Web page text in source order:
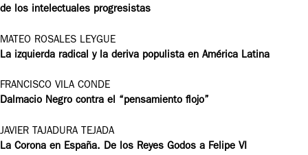
de los intelectuales progresistas
MATEO ROSALES LEYGUE
La izquierda radical y la deriva populista en América Latina
FRANCISCO VILA CONDE
Dalmacio Negro contra el “pensamiento flojo”
JAVIER TAJADURA TEJADA
La Corona en España. De los Reyes Godos a Felipe VI